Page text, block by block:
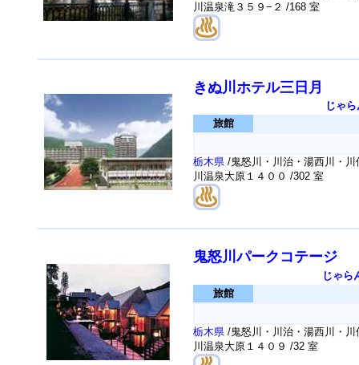
川温泉滝３５９−２ /168 室
きぬ川ホテル三日月
じゃ
旅館
栃木県 /鬼怒川・川治・湯西川・
川温泉大原１４００ /302 室
鬼怒川パークコテージ
じゃら
旅館
栃木県 /鬼怒川・川治・湯西川・
川温泉大原１４０９ /32 室